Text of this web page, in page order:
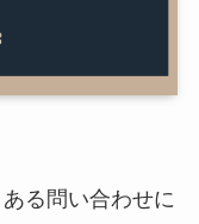
る問い合わせに